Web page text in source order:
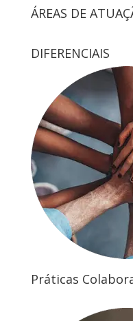
ÁREAS DE
DIFERENCIAIS
Práticas